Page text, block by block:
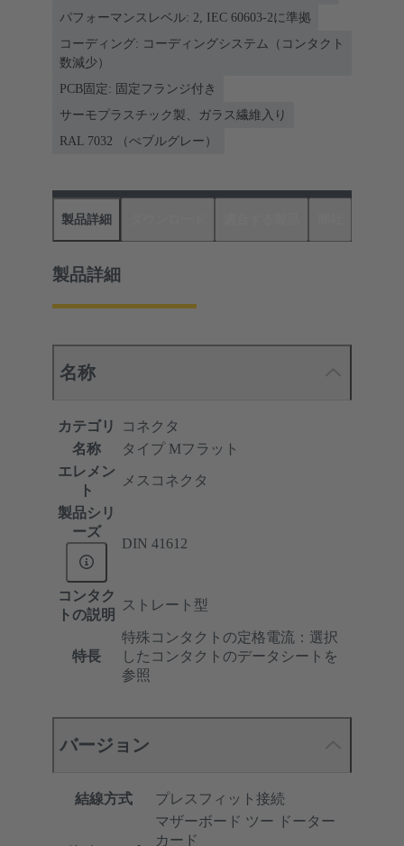
パフォーマンスレベル: 2, IEC 60603-2に準拠
コーディング: コーディングシステム（コンタクト
数減少）
PCB固定: 固定フランジ付き
サーモプラスチック製、ガラス繊維入り
RAL 7032 （ぺブルグレー）
製品詳細
製品詳細
名称
カテゴリ
コネクタ
名称
タイプ Mフラット
エレメン
ト
メスコネクタ
製品シリ
ーズ
DIN 41612
コンタク
トの説明
ストレート型
特長
特殊コンタクトの定格電流：選択
したコンタクトのデータシートを
参照
バージョン
結線方式 プレスフィット接続
マザーボード ツー ドーター
カード